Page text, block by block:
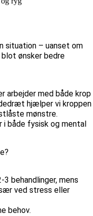
situation – uanset om
ønsker bedre
arbejder med både krop
hjælper vi kroppen
mønstre.
i både fysisk og mental
behandlinger, mens
ved stress eller
behov.